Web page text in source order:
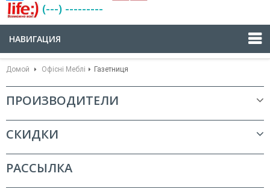
(---) ---------
НАВИГАЦИЯ
Домой Офісні Меблі Газетниця
ПРОИЗВОДИТЕЛИ
СКИДКИ
РАССЫЛКА